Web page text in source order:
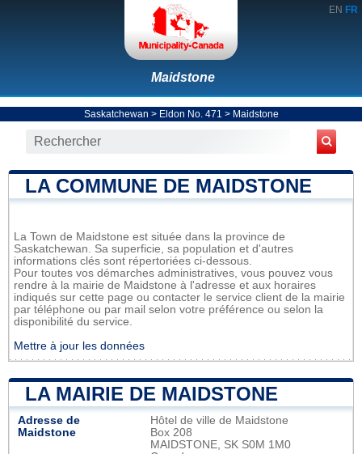
EN FR
Maidstone
Saskatchewan > Eldon No. 471 > Maidstone
LA COMMUNE DE MAIDSTONE
La Town de Maidstone est située dans la province de
Saskatchewan. Sa superficie, sa population et d'autres
informations clés sont répertoriées ci-dessous.
Pour toutes vos démarches administratives, vous pouvez vous
rendre à la mairie de Maidstone à l'adresse et aux horaires
indiqués sur cette page ou contacter le service client de la mairie
par téléphone ou par mail selon votre préférence ou selon la
disponibilité du service.
Mettre à jour les données
LA MAIRIE DE MAIDSTONE
Adresse de
Maidstone
Hôtel de ville de Maidstone
Box 208
MAIDSTONE, SK S0M 1M0